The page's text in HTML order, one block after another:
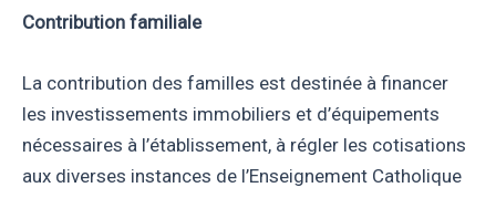
Contribution familiale
La contribution des familles est destinée à financer
les investissements immobiliers et d’équipements
nécessaires à l’établissement, à régler les cotisations
aux diverses instances de l’Enseignement Catholique